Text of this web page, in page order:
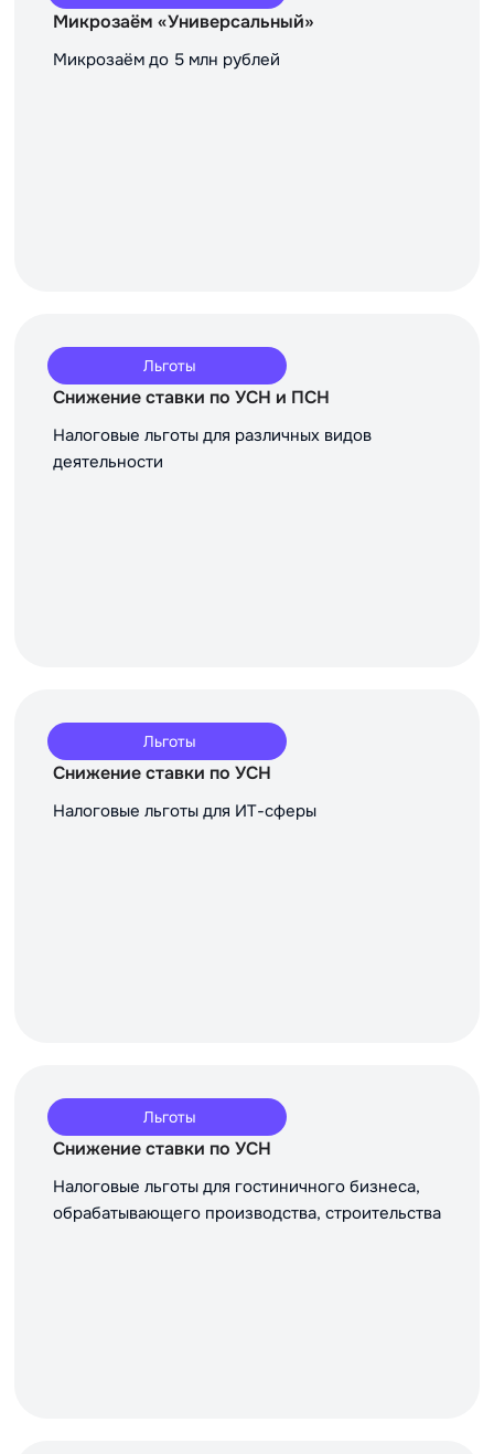
Микрозаём «Универсальный»
Микрозаём до 5 млн рублей
Льготы
Снижение ставки по УСН и ПСН
Налоговые льготы для различных видов
деятельности
Льготы
Снижение ставки по УСН
Налоговые льготы для ИТ-сферы
Льготы
Снижение ставки по УСН
Налоговые льготы для гостиничного бизнеса,
обрабатывающего производства, строительства